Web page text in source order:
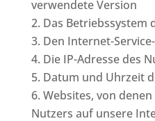
verwendete Version
Das Betriebssystem
Den Internet-
Die IP-Adresse des
Datum und Uhrzeit
Websites, von
Nutzers auf unsere